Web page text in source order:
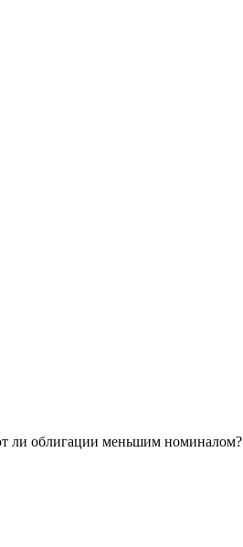
ли облигации меньшим номиналом?